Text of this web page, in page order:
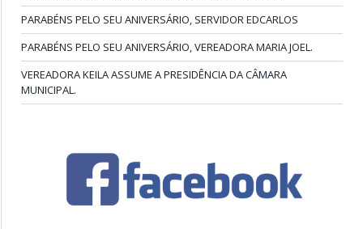
PARABÉNS PELO SEU ANIVERSÁRIO, SERVIDOR EDCARLOS
PARABÉNS PELO SEU ANIVERSÁRIO, VEREADORA MARIA JOEL.
VEREADORA KEILA ASSUME A PRESIDÊNCIA DA CÂMARA
MUNICIPAL.